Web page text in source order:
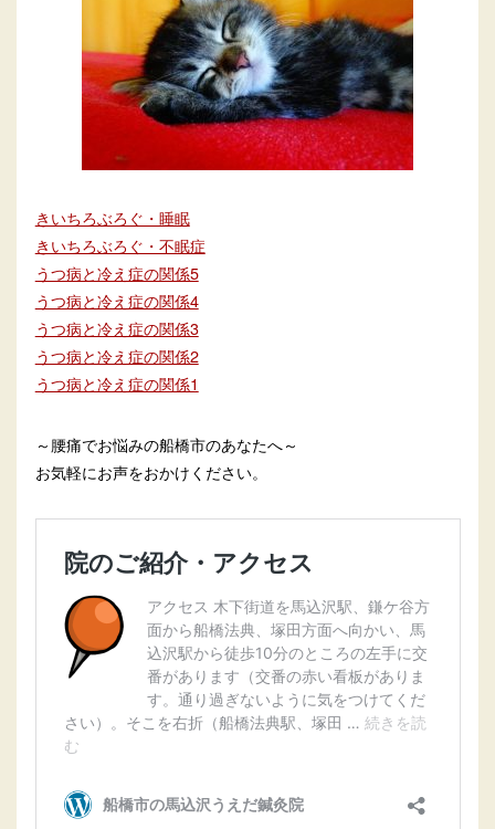
きいちろぶろぐ・睡眠
きいちろぶろぐ・不眠症
うつ病と冷え症の関係5
うつ病と冷え症の関係4
うつ病と冷え症の関係3
うつ病と冷え症の関係2
うつ病と冷え症の関係1
～腰痛でお悩みの船橋市のあなたへ～
お気軽にお声をおかけください。